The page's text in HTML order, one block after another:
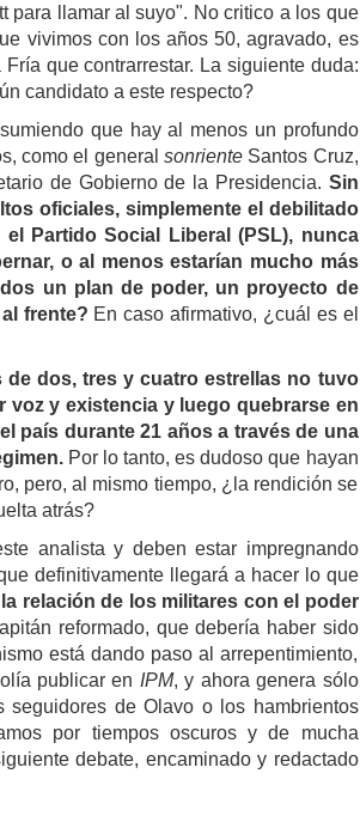
para llamar al suyo". No critico a los que
vivimos con los años 50, agravado, es
que contrarrestar. La siguiente duda:
candidato a este respecto?
que hay al menos un profundo
como el general sonrienteSantos Cruz,
de Gobierno de la Presidencia. Sin
oficiales, simplemente el debilitado
Partido Social Liberal (PSL), nunca
o al menos estarían mucho más
un plan de poder, un proyecto de
frente? En caso afirmativo, ¿cuál es el
de dos, tres y cuatro estrellas no tuvo
voz y existencia y luego quebrarse en
país durante 21 años a través de una
Por lo tanto, es dudoso que hayan
pero, al mismo tiempo, ¿la rendición se
atrás?
analista y deben estar impregnando
definitivamente llegará a hacer lo que
relación de los militares con el poder
reformado, que debería haber sido
está dando paso al arrepentimiento,
publicar en IPM, y ahora genera sólo
de Olavo o los hambrientos
por tiempos oscuros y de mucha
debate, encaminado y redactado